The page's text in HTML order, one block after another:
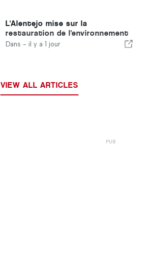
L'Alentejo mise sur la
restauration de l'environnement
grâce aux fonds européens
Dans - il y a 1 jour
VIEW ALL ARTICLES